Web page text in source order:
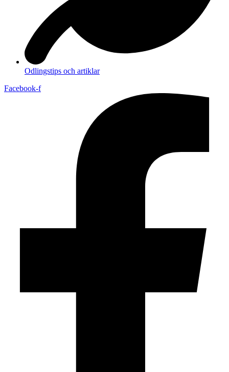
Odlingstips och artiklar
Facebook-f